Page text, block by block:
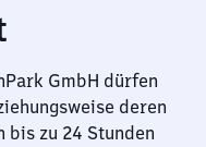
GmbH dürfen
deren
bis zu 24 Stunden